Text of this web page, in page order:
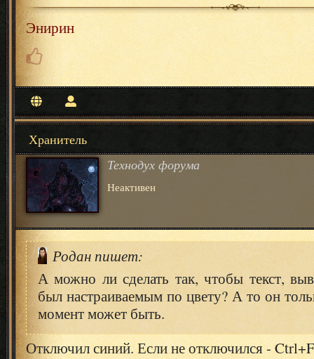
Энирин
Хранитель
Технодух форума
Неактивен
Родан пишет:
А можно ли сделать так, чтобы текст,
был настраиваемым по цвету? А то он
момент может быть.
Отключил синий. Если не отключился -